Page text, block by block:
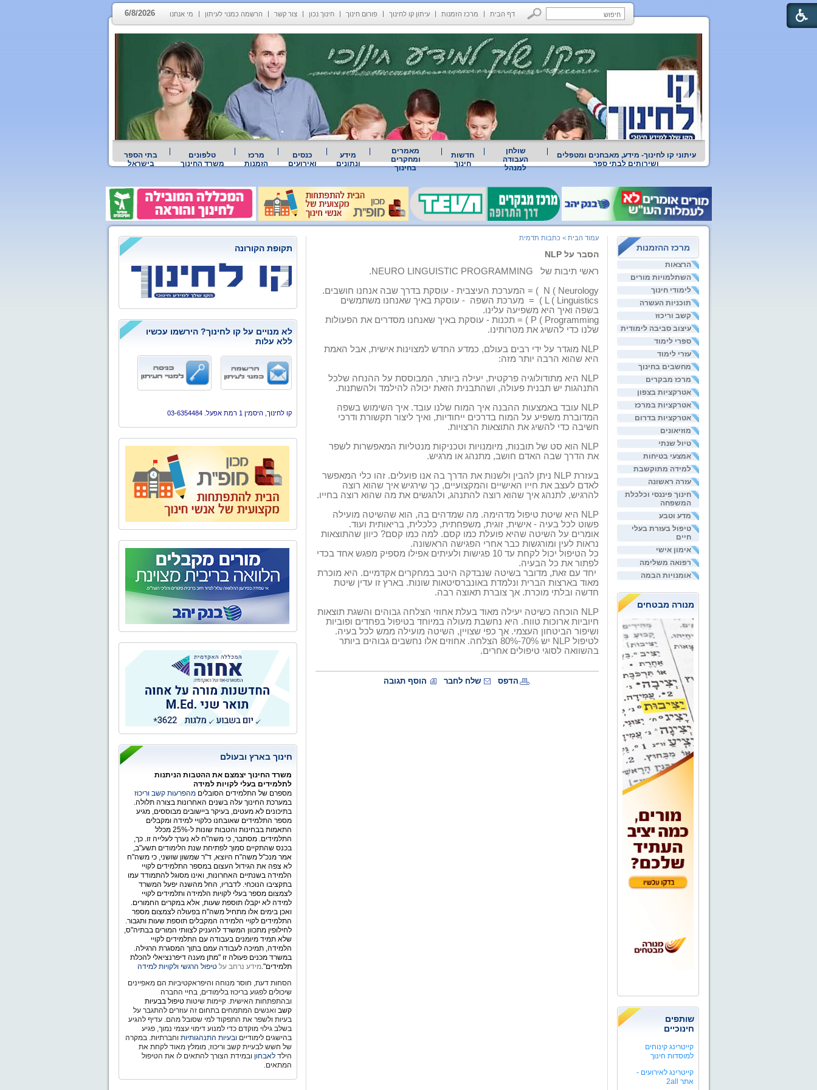
דף הבית מרכז הזמנות עיתון קו לחינוך פורום חינוך חינוך נכון צור קשר הרשמה כמנוי לעיתון מי אנחנו 6/8/2026
עיתוני קו לחינוך- מידע, מאבחנים ומטפלים
ושירותים לבתי ספר
שולחן
העבודה
למנהל
חדשות
חינוך
מאמרים
ומחקרים
בחינוך
מידע
ונתונים
כנסים
ואירועים
מרכז
הזמנות
טלפונים
משרד החינוך
בתי הספר
בישראל
מרכז ההזמנות
הרצאות
השתלמויות מורים
לימודי חינוך
תוכניות העשרה
קשב וריכוז
עיצוב סביבה לימודית
ספרי לימוד
עזרי לימוד
מחשבים בחינוך
מרכז מבקרים
אטרקציות בצפון
אטרקציות במרכז
אטרקציות בדרום
מוזיאונים
טיול שנתי
אמצעי בטיחות
למידה מתוקשבת
עזרה ראשונה
חינוך פיננסי וכלכלת
המשפחה
מדע וטבע
טיפול בעזרת בעלי
חיים
אימון אישי
רפואה משלימה
אומנויות הבמה
מנורה מבטחים
שותפים
חינוכיים
קייטרינג קינוחים
למוסדות חינוך
קייטרינג לאירועים -
אתר 2all
עמוד הבית > כתבות תדמית
הסבר על NLP
ראשי תיבות של
NEURO LINGUISTIC PROGRAMMING
.
N ( Neurology
) = המערכת העיצבית - עוסקת בדרך שבה אנחנו חושבים.
L ( Linguistics
)
= מערכת השפה - עוסקת באיך שאנחנו משתמשים
בשפה ואיך היא משפיעה עלינו.
P ( Programming ) = תכנות - עוסקת באיך שאנחנו מסדרים את הפעולות
שלנו כדי להשיג את מטרותינו.
NLP מוגדר על ידי רבים בעולם, כמדע החדש למצוינות אישית, אבל האמת
היא שהוא הרבה יותר מזה:
NLP היא מתודולוגיה פרקטית, יעילה ביותר, המבוססת על ההנחה שלכל
התנהגות יש תבנית פעולה, ושהתבנית הזאת יכולה להילמד ולהשתנות.
NLP עובד באמצעות ההבנה איך המוח שלנו עובד. איך השימוש בשפה
המדוברת משפיע על המוח בדרכים ייחודיות, ואיך ליצור תקשורת ודרכי
חשיבה כדי להשיג את התוצאות הרצויות.
NLP הוא סט של תובנות, מיומנויות וטכניקות מנטליות המאפשרות לשפר
את הדרך שבה האדם חושב, מתנהג או מרגיש.
בעזרתNLP ניתן להבין ולשנות את הדרך בה אנו פועלים. זהו כלי המאפשר
לאדם לעצב את חייו האישיים והמקצועיים, כך שירגיש איך שהוא רוצה
להרגיש, לתנהג איך שהוא רוצה להתנהג, ולהגשים את מה שהוא רוצה בחייו.
NLP היא שיטת טיפול מדהימה. מה שמדהים בה, הוא שהשיטה מועילה
פשוט לכל בעיה - אישית, זוגית, משפחתית, כלכלית, בריאותית ועוד.
אומרים על השיטה שהיא פועלת כמו קסם. למה כמו קסם? כיוון שהתוצאות
נראות לעין ומורגשות כבר אחרי הפגישה הראשונה.
כל הטיפול יכול לקחת עד 10 פגישות ולעיתים אפילו מספיק מפגש אחד בכדי
לפתור את כל הבעיה.
יחד עם זאת, מדובר בשיטה שנבדקה היטב במחקרים אקדמיים. היא מוכרת
מאוד בארצות הברית ונלמדת באונברסיטאות שונות. בארץ זו עדין שיטת
חדשה ובלתי מוכרת. אך צוברת תאוצה רבה.
NLP הוכחה כשיטה יעילה מאוד בעלת אחוזי הצלחה גבוהים והשגת תוצאות
חיוביות ארוכות טווח. היא נחשבת מעולה במיוחד בטיפול בפחדים ופוביות
ושיפור הביטחון העצמי. אך כפי שצויין, השיטה מועילה ממש לכל בעיה.
לטיפולNLP
יש 70%-80% הצלחה. אחוזים אלו נחשבים גבוהים ביותר
בהשוואה לסוגי טיפולים אחרים.
הדפס שלח לחבר הוסף תגובה
תקופת הקורונה
לא מנויים על קו לחינוך? הירשמו עכשיו
ללא עלות
קו לחינוך, היסמין 1 רמת אפעל. 03-6354484
חינוך בארץ ובעולם
משרד החינוך יצמצם את ההטבות הניתנות
לתלמידים בעלי לקויות למידה
מספרם של התלמידים הסובלים מהפרעות קשב וריכוז
במערכת החינוך עלה בשנים האחרונות בצורה תלולה.
בתיכונים לא מעטים, בעיקר ביישובים מבוססים, מגיע
מספר התלמידים שאובחנו כלקויי למידה ומקבלים
התאמות בבחינות והטבות שונות ל-25% מכלל
התלמידים. מסתבר, כי משה"ח לא נערך לעלייה זו. כך,
בכנס שהתקיים סמוך לפתיחת שנת הלימודים תשע"ב,
אמר מנכ"ל משה"ח היוצא, ד"ר שמשון שושני, כי משה"ח
לא צפה את הגידול העצום במספר התלמידים לקויי
הלמידה בשנתיים האחרונות, ואינו מסוגל להתמודד עמו
בתקציבו הנוכחי. לדבריו, החל מהשנה יפעל המשרד
לצמצום מספר בעלי לקויות הלמידה ותלמידים לקויי
למידה לא יקבלו תוספת שעות, אלא במקרים החמורים.
ואכן בימים אלו מתחיל משה"ח בפעולה לצמצום מספר
התלמידים לקויי הלמידה המקבלים תוספת שעות ותגבור.
לחילופין מתכוון המשרד להעניק לצוותי המורים בבתיה"ס,
שלא תמיד מיומנים בעבודה עם התלמידים לקויי
הלמידה, תמיכה לעבודה עמם בתוך המסגרת הרגילה.
במשרד מכנים פעולה זו "מתן מענה דיפרנציאלי להכלת
תלמידים".מידע נרחב עלטיפול הרגשי ולקויות למידה
הסחות דעת, חוסר מנוחה והיפראקטיביות הם מאפיינים
שיכולים לפגוע בריכוז בלימודים, בחיי החברה
ובהתפתחות האישית. קיימות שיטותטיפול בבעיות
קשב ואנשים המתמחים בתחום זה עוזרים להתגבר על
בעיות ולשפר את התפקוד למי שסובל מהם. עדיף להגיע
בשלב גילוי מוקדם כדי למנוע דימוי עצמי נמוך, פגיע
בהישגים לימודייםובעיות התנהגותיות וחברתיות. במקרה
של חשש לבעיית קשב וריכוז, מומלץ מאוד לקחת את
הילדלאבחון ובמידת הצורך להתאים לו את הטיפול
המתאים.